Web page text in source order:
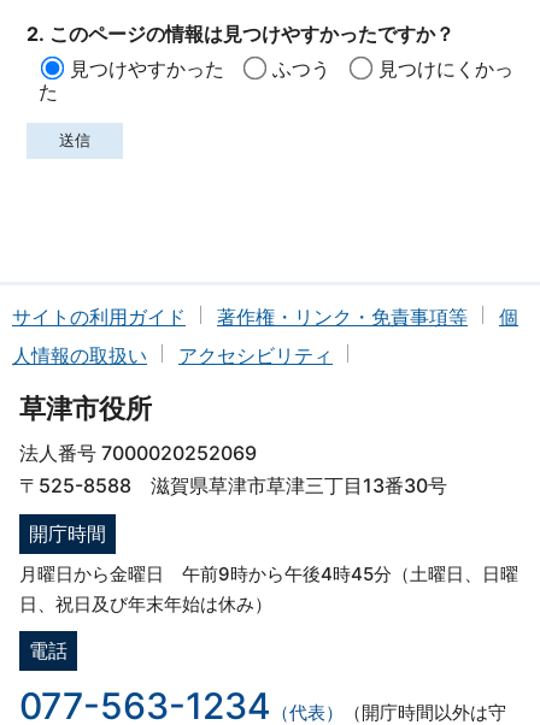
2. このページの情報は見つけやすかったですか？
見つけやすかった
ふつう
見つけにくかっ
た
サイトの利用ガイド 著作権・リンク・免責事項等
個
人情報の取扱い
アクセシビリティ
草津市役所
法人番号 7000020252069
〒525-8588 滋賀県草津市草津三丁目13番30号
開庁時間
月曜日から金曜日 午前9時から午後4時45分（土曜日、日曜
日、祝日及び年末年始は休み）
電話
077-563-1234 （代表） （開庁時間以外は守